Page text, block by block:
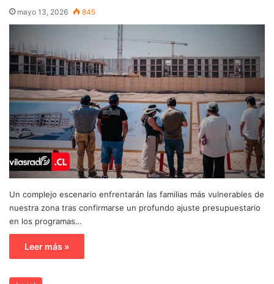
mayo 13, 2026 845
Un complejo escenario enfrentarán las familias más vulnerables de
nuestra zona tras confirmarse un profundo ajuste presupuestario
en los programas…
Leer más »